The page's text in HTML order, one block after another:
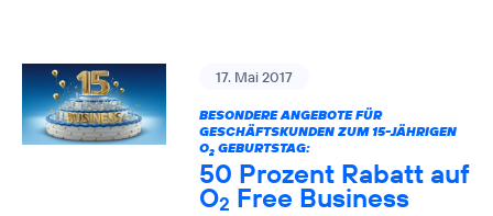
17. Mai 2017
BESONDERE ANGEBOTE FÜR
GESCHÄFTSKUNDEN ZUM 15-JÄHRIGEN
O2GEBURTSTAG:
50 Prozent Rabatt auf
O2 Free Business